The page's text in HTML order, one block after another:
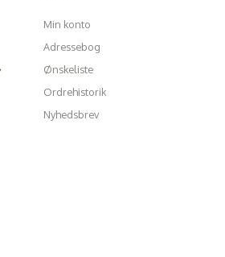
Min konto
Adressebog
Ønskeliste
Ordrehistorik
Nyhedsbrev